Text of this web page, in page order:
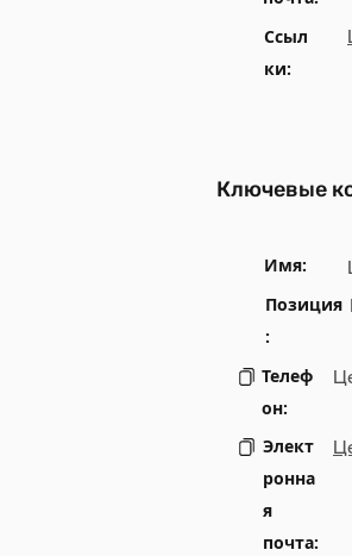
Ссыл
ки:
Ключевые
Имя:
Позиция
:
Телеф
он:
Элект
ронна
я
почта: